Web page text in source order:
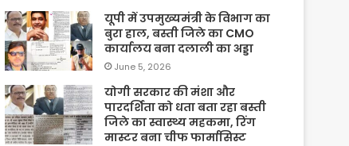
यूपी में उपमुख्यमंत्री के विभाग का
बुरा हाल, बस्ती जिले का CMO
कार्यालय बना दलाली का अड्डा
June 5, 2026
योगी सरकार की मंशा और
पारदर्शिता को धता बता रहा बस्ती
जिले का स्वास्थ्य महकमा, रिंग
मास्टर बना चीफ फार्मासिस्ट